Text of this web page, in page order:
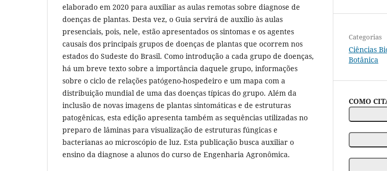
elaborado em 2020 para auxiliar as aulas remotas sobre diagnose de
doenças de plantas. Desta vez, o Guia servirá de auxílio às aulas
presenciais, pois, nele, estão apresentados os sintomas e os agentes
causais dos principais grupos de doenças de plantas que ocorrem nos
estados do Sudeste do Brasil. Como introdução a cada grupo de doenças,
há um breve texto sobre a importância daquele grupo, informações
sobre o ciclo de relações patógeno-hospedeiro e um mapa com a
distribuição mundial de uma das doenças típicas do grupo. Além da
inclusão de novas imagens de plantas sintomáticas e de estruturas
patogênicas, esta edição apresenta também as sequências utilizadas no
preparo de lâminas para visualização de estruturas fúngicas e
bacterianas ao microscópio de luz. Esta publicação busca auxiliar o
ensino da diagnose a alunos do curso de Engenharia Agronômica.
Categorias
Ciências
Botânica
COMO